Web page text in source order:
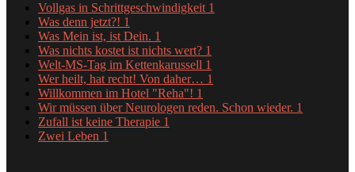
Vollgas in Schrittgeschwindigkeit 1
Was denn jetzt?! 1
Was Mein ist, ist Dein. 1
Was nichts kostet ist nichts wert? 1
Welt-MS-Tag im Kettenkarussell 1
Wer heilt, hat recht! Von daher… 1
Willkommen im Hotel "Reha"! 1
Wir müssen über Neurologen reden. Schon wieder. 1
Zufall ist keine Therapie 1
Zwei Leben 1